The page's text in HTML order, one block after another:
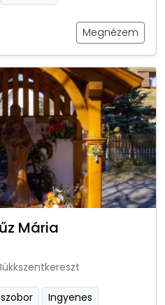
Megnézem
Mária
Ingyenes